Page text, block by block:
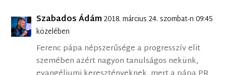
Szabados Ádám2018. március 24. szombat-n 09:45
közelében
Ferenc pápa népszerűsége a progresszív elit
szemében azért nagyon tanulságos nekünk,